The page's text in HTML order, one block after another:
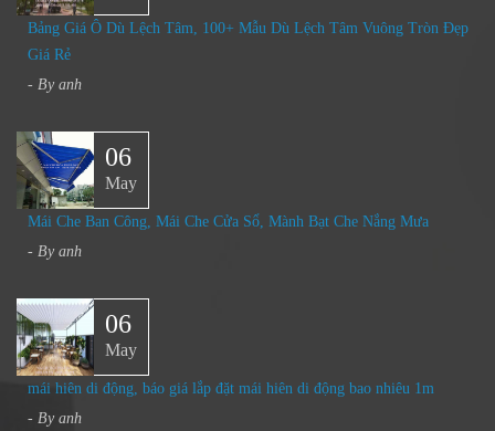
Bảng Giá Ô Dù Lệch Tâm, 100+ Mẫu Dù Lệch Tâm Vuông Tròn Đẹp
Giá Rẻ
- By anh
06
May
Mái Che Ban Công, Mái Che Cửa Sổ, Mành Bạt Che Nắng Mưa
- By anh
06
May
mái hiên di động, báo giá lắp đặt mái hiên di động bao nhiêu 1m
- By anh